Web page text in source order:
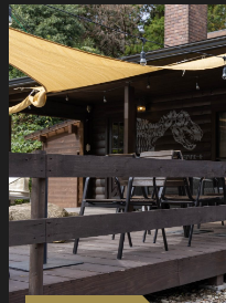
FACILITY LIST
KYOTO
NARA
イベント情報
EVENT